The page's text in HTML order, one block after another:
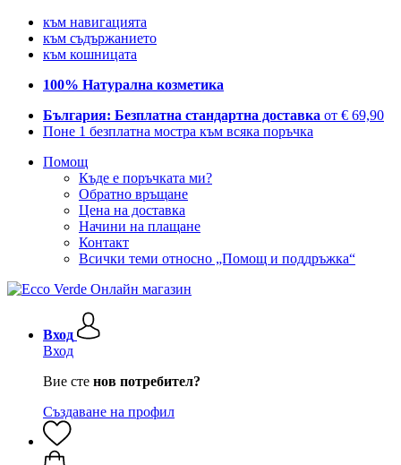
към навигацията
към съдържанието
към кошницата
100% Натурална козметика
България: Безплатна стандартна доставка от € 69,90
Поне 1 безплатна мостра към всяка поръчка
Помощ
Къде е поръчката ми?
Обратно връщане
Цена на доставка
Начини на плащане
Контакт
Всички теми относно „Помощ и поддръжка“
Вход
Вход
Вие сте нов потребител?
Създаване на профил